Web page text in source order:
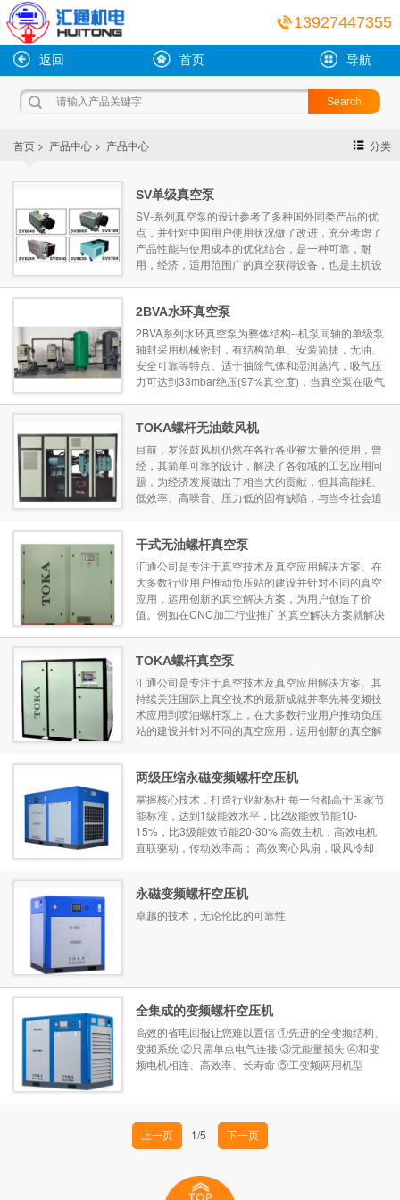
13927447355
返回 首页 导航
分类
首页 > 产品中心 > 产品中心
SV单级真空泵
SV-系列真空泵的设计参考了多种国外同类产品的优
点，并针对中国用户使用状况做了改进，充分考虑了
产品性能与使用成本的优化结合，是一种可靠，耐
用，经济，适用范围广的真空获得设备，也是主机设
并提供OEM定制服务。 ...
2BVA水环真空泵
2BVA系列水环真空泵为整体结构--机泵同轴的单级泵
轴封采用机械密封，有结构简单、安装简捷，无油、
安全可靠等特点。适于抽除气体和湿润蒸汽，吸气压
力可达到33mbar绝压(97%真空度)，当真空泵在吸气
达10mbar，喷射器可...
TOKA螺杆无油鼓风机
目前，罗茨鼓风机仍然在各行各业被大量的使用，曾
经，其简单可靠的设计，解决了各领域的工艺应用问
题，为经济发展做出了相当大的贡献，但其高能耗、
低效率、高噪音、压力低的固有缺陷，与当今社会追
机产品，将逐步淘汰技术过低...
干式无油螺杆真空泵
汇通公司是专注于真空技术及真空应用解决方案。在
大多数行业用户推动负压站的建设并针对不同的真空
应用，运用创新的真空解决方案，为用户创造了价
值。例如在CNC加工行业推广的真空解决方案就解决
生器后可节约85%的...
TOKA螺杆真空泵
汇通公司是专注于真空技术及真空应用解决方案。其
持续关注国际上真空技术的最新成就并率先将变频技
术应用到喷油螺杆泵上，在大多数行业用户推动负压
站的建设并针对不同的真空应用，运用创新的真空解
溢、高能耗及...
两级压缩永磁变频螺杆空压机
掌握核心技术，打造行业新标杆 每一台都高于国家节
能标准，达到1级能效水平，比2级能效节能10-
15%，比3级能效节能20-30% 高效主机，高效电机
直联驱动，传动效率高； 高效离心风扇，吸风冷却
永磁变频螺杆空压机
卓越的技术，无论伦比的可靠性
全集成的变频螺杆空压机
高效的省电回报让您难以置信 ①先进的全变频结构、
变频系统 ②只需单点电气连接 ③无能量损失 ④和变
频电机相连、高效率、长寿命 ⑤工变频两用机型
上一页 1/5 下一页